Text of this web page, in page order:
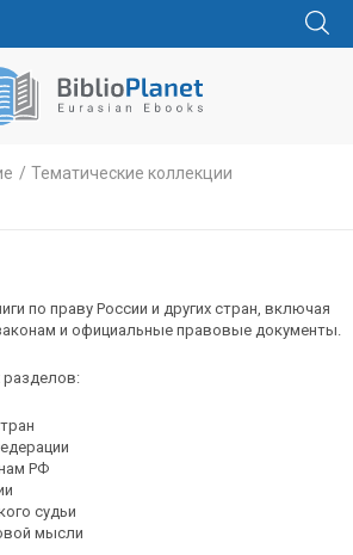
Тематические коллекции
по праву России и других стран, включая
и официальные правовые документы.
РФ
судьи
мысли